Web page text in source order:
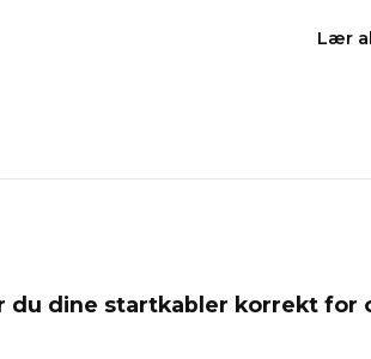
Lær
du dine startkabler korrekt for